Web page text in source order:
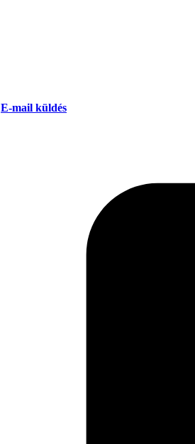
E-mail küldés